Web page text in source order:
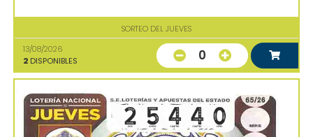
SORTEO DEL JUEVES
13/08/2026
2 DISPONIBLES 0